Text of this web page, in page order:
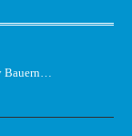
Bauern…